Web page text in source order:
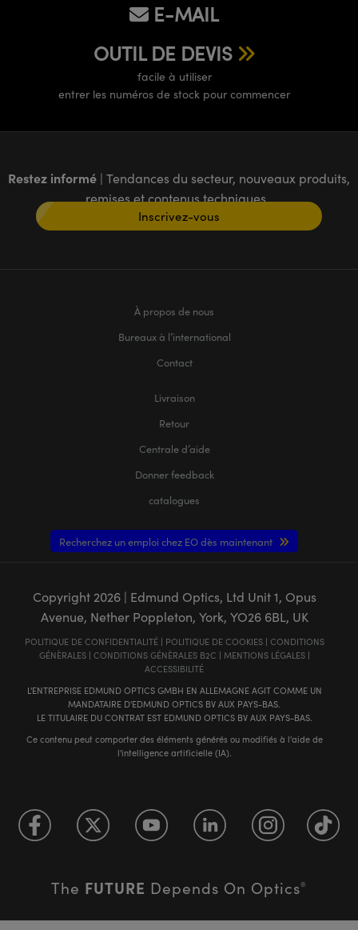
E-MAIL
OUTIL DE DEVIS
facile à utiliser
entrer les numéros de stock pour commencer
Restez informé | Tendances du secteur, nouveaux produits,
remises et contenus techniques
Inscrivez-vous
À propos de nous
Bureaux à l’international
Contact
Livraison
Retour
Centrale d’aide
Donner feedback
catalogues
Recherchez un emploi chez EO dès maintenant
Copyright 2026| Edmund Optics, Ltd Unit 1, Opus
Avenue, Nether Poppleton, York, YO26 6BL, UK
POLITIQUE DE CONFIDENTIALITÉ| POLITIQUE DE COOKIES| CONDITIONS
GÉNÈRALES| CONDITIONS GÉNÈRALES B2C | MENTIONS LÉGALES|
ACCESSIBILITÉ
L'ENTREPRISE EDMUND OPTICS GMBH EN ALLEMAGNE AGIT COMME UN
MANDATAIRE D'EDMUND OPTICS BV AUX PAYS-BAS.
LE TITULAIRE DU CONTRAT EST EDMUND OPTICS BV AUX PAYS-BAS.
Ce contenu peut comporter des éléments générés ou modifiés à l'aide de
l'intelligence artificielle (IA).
The FUTURE Depends On Optics®